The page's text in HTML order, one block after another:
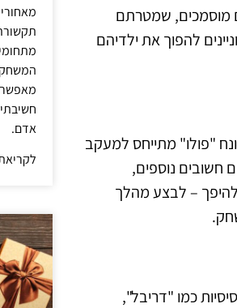
מוסמכים, שמטרתם
להפוך את ילדיהם
"פולו" מתייחס למעקב
חשובים נוספים,
– לבצע מהלך
כמו "דריבל",
אדם.